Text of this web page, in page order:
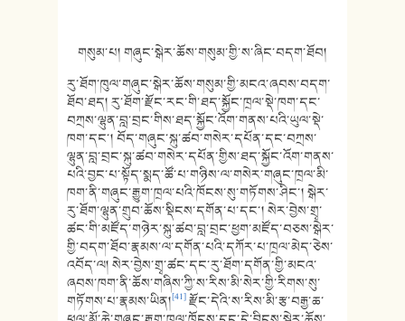
གསུམ་པ། གཞུང་སྒེར་ཆོས་གསུམ་གྱི་ས་ཞིང་བདག་ཐོབ།
རུ་ཐོག་ཁུལ་གཞུང་སྒེར་ཆོས་གསུམ་གྱི་མངའ་ཞབས་བདག་
ཐོབ་ཐད། རུ་ཐོག་རྫོང་རང་གི་ཐད་སྐྱོང་ཁྲལ་སྡེ་ཁག་དང་
བཀྲས་ལྷུན་བླ་བྲང་གིས་ཐད་སྐྱོང་འོག་གནས་པའི་ཡུལ་སྡེ་
ཁག་དང་། བོད་གཞུང་སྐུ་ཚབ་གསེར་དཔོན་དང་བཀྲས་
ལྷུན་བླ་བྲང་སྐུ་ཚབ་གསེར་དཔོན་གྱིས་ཐད་སྐྱོང་འོག་གནས་
པའི་བྱང་པ་སྟོད་སྨད་ཚོ་པ་གཉིས་ལ་གསེར་གཞུང་ཁྲལ་མི་
ཁག་ནི་གཞུང་རྒྱུག་ཁྲལ་པའི་ཁོངས་སུ་གཏོགས་ཤིང་། སྒེར་
རུ་ཐོག་ལྷུན་གྲུབ་ཆོས་སྡིངས་དགོན་པ་དང་། སེར་བྱེས་གྲྭ་
ཚང་གི་མཛོད་གཉེར་སྐུ་ཚབ་བླ་བྲང་ཕྱག་མཛོད་བཅས་སྒེར་
གྱི་བདག་ཐོབ་རྣམས་ལ་དགོན་པའི་དཀོར་པ་ཁྲལ་མེད་ཅེས་
འབོད་ལ། སེར་བྱེས་གྲྭ་ཚང་དང་རུ་ཐོག་དགོན་གྱི་མངའ་
ཞབས་ཁག་ནི་ཆོས་གཞིས་ཀྱི་ས་རིས་མི་སེར་གྱི་རིགས་སུ་
གཏོགས་པ་རྣམས་ཡིན།[41]རྫོང་དེའི་ས་རིས་མི་རྩ་བརྒྱ་ཆ་